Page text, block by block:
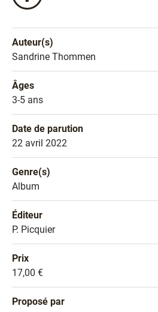
ce
Facebook
!
Auteur(s)
Nom de l'auteur
Sandrine Thommen
Âges
Âges
3-5 ans
Date de parution
Date de parution
22 avril 2022
Genre(s)
Genre littéraire
Album
Éditeur
Éditeur
P. Picquier
Prix
Prix
17,00 €
Proposé par